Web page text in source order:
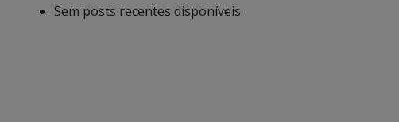
Sem posts recentes disponíveis.